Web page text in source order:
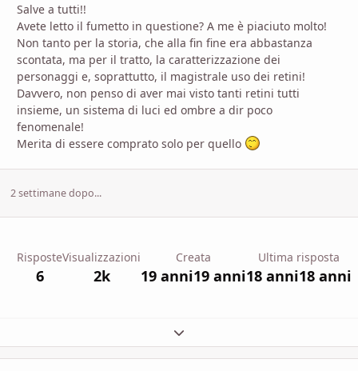
Salve a tutti!!
Avete letto il fumetto in questione? A me è piaciuto molto!
Non tanto per la storia, che alla fin fine era abbastanza
scontata, ma per il tratto, la caratterizzazione dei
personaggi e, soprattutto, il magistrale uso dei retini!
Davvero, non penso di aver mai visto tanti retini tutti
insieme, un sistema di luci ed ombre a dir poco
fenomenale!
Merita di essere comprato solo per quello
2 settimane dopo...
Risposte
6
Visualizzazioni
2k
Creata
19 anni19 anni
Ultima risposta
18 anni18 anni
Espandi panoramica del topic